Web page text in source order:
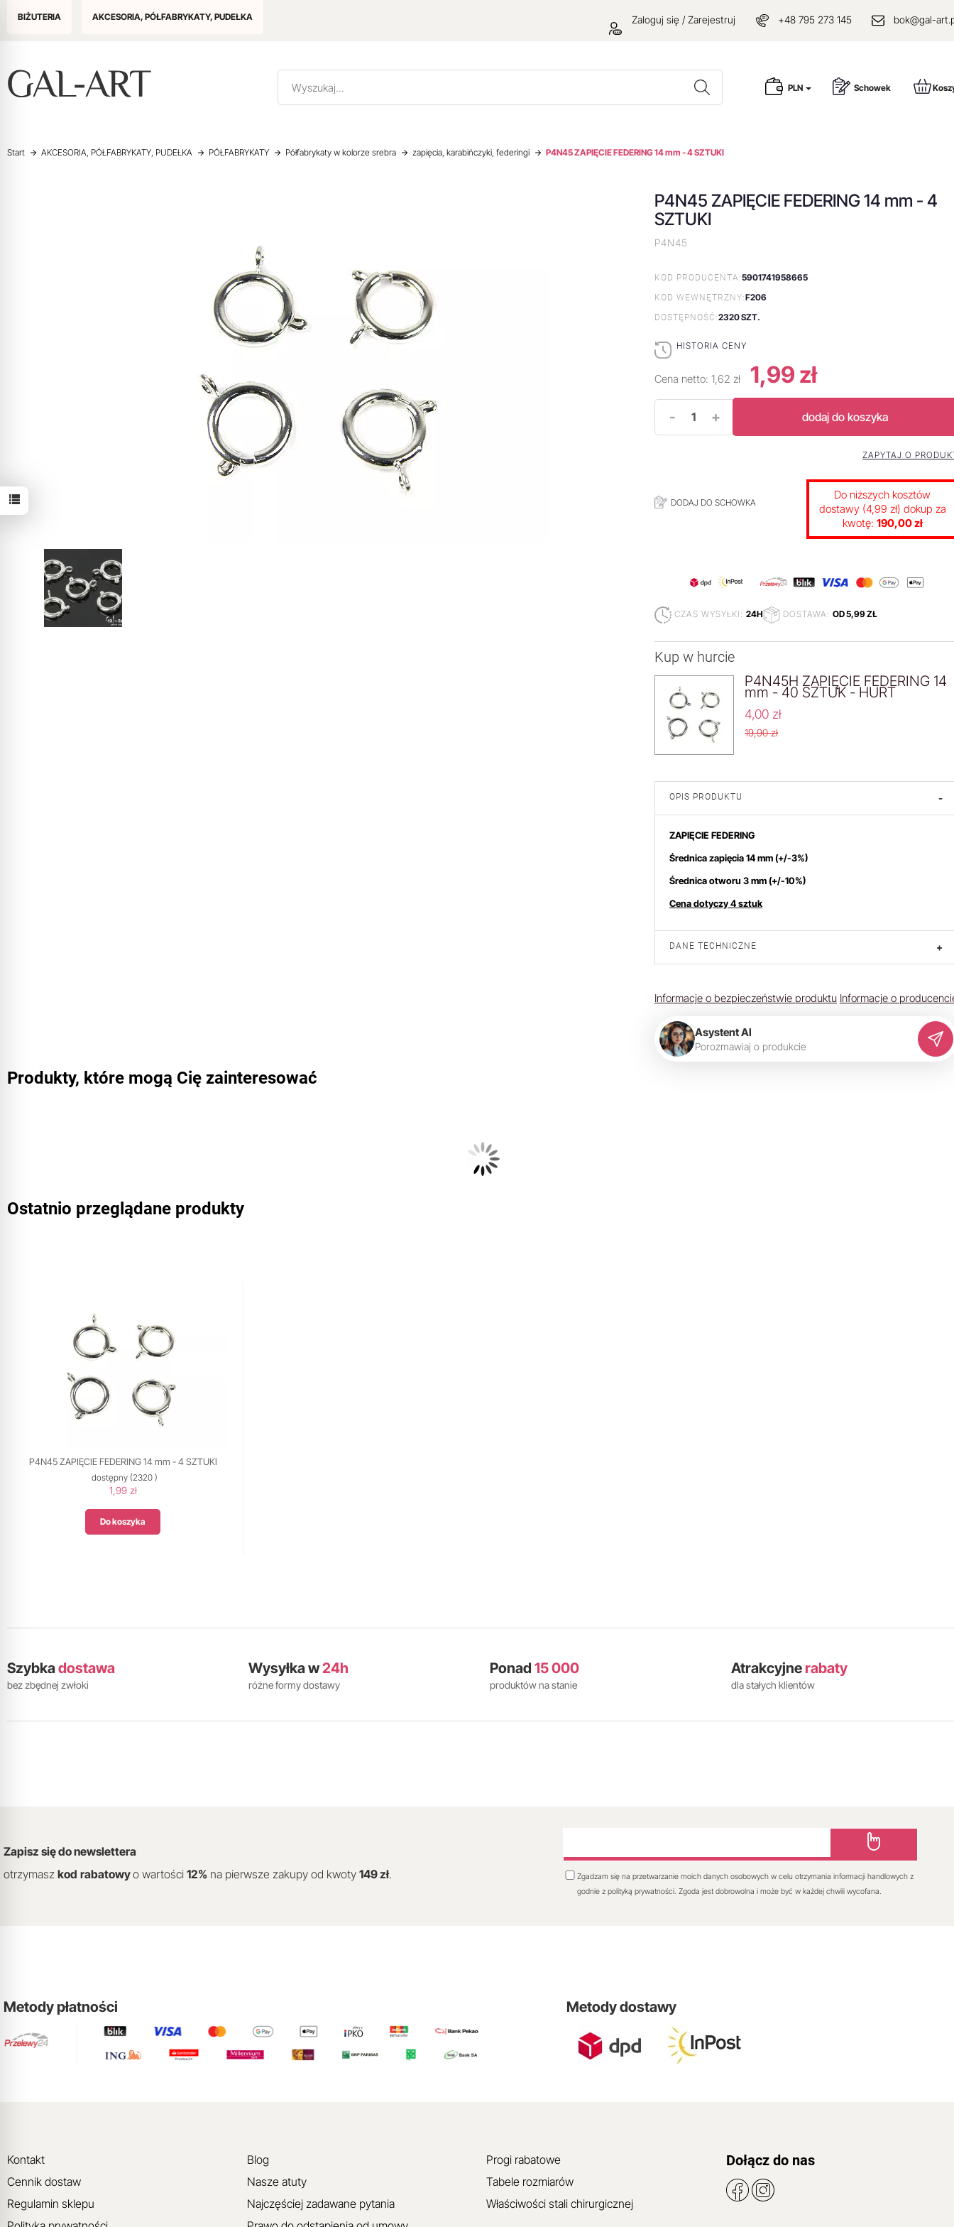
BIŻUTERIA AKCESORIA, PÓŁFABRYKATY, PUDEŁKA Zaloguj się / Zarejestruj +48 795 273 145 bok@gal-
Wyszukaj PLN Schowek
Start AKCESORIA, PÓŁFABRYKATY, PUDEŁKA PÓŁFABRYKATY Półfabrykaty w kolorze srebra zapięcia, karabińczyki, federingi P4N45 ZAPIĘCIE FEDERING 14 mm - 4 SZTUKI
P4N45 ZAPIĘCIE FEDERING 14 mm - 4
SZTUKI
P4N45
KOD PRODUCENTA:5901741958665
KOD WEWNĘTRZNY:F206
DOSTĘPNOŚĆ:2320 SZT.
HISTORIA CENY
Cena netto: 1,62 zł 1,99 zł
- + dodaj do koszyka
DODAJ DO SCHOWKA
ZAPYTAJ O
Do niższych kosztów
dostawy (4,99 zł) dokup za
kwotę: 190,00 zł
CZAS WYSYŁKI: 24H DOSTAWA: OD 5,99 ZŁ
Kup w hurcie
P4N45H ZAPIĘCIE FEDERING 14
mm - 40 SZTUK - HURT
4,00 zł
19,90 zł
OPIS PRODUKTU -
ZAPIĘCIE FEDERING
Średnica zapięcia 14 mm(+/-3%)
Średnica otworu 3 mm (+/-10%)
Cena dotyczy 4 sztuk
DANE TECHNICZNE +
Informacje o bezpieczeństwie produktu Informacje o
Asystent AI
Porozmawiaj o produkcie
Produkty, które mogą Cię zainteresować
Ostatnio przeglądane produkty
P4N45 ZAPIĘCIE FEDERING 14 mm - 4 SZTUKI
dostępny (2320 )
1,99 zł
Do koszyka
Szybkadostawa
bez zbędnej zwłoki
Wysyłka w24h
różne formy dostawy
Ponad 15 000
produktów na stanie
Atrakcyjne rabaty
dla stałych klientów
Zapisz się do newslettera
otrzymasz kod rabatowyo wartości 12% na pierwsze zakupy od kwoty 149 zł.
Zgadzam się na przetwarzanie moich danych osobowych w celu otrzymania informacji handlowych z
godnie z polityką prywatności. Zgoda jest dobrowolna i może być w każdej chwili wycofana.
Metody płatności Metody dostawy
Kontakt
Cennik dostaw
Regulamin sklepu
Blog
Nasze atuty
Najczęściej zadawane pytania
Progi rabatowe
Tabele rozmiarów
Właściwości stali chirurgicznej
Dołącz do nas